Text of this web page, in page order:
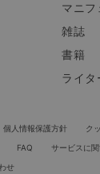
マニフ
雑誌
書籍
ライタ
個人情報保護方針
ク
FAQ
サービスに
せ